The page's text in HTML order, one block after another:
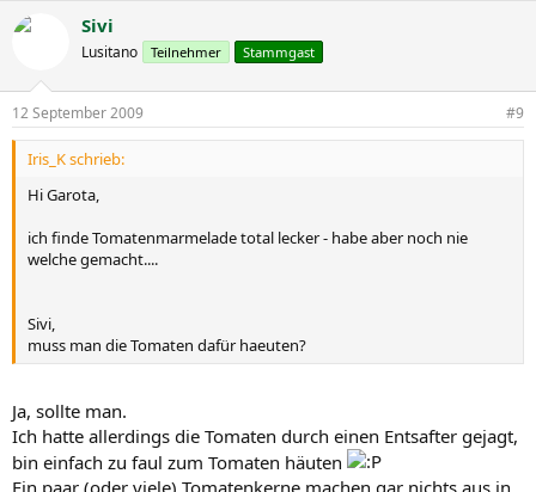
Sivi
Lusitano Teilnehmer Stammgast
12 September 2009 #9
Iris_K schrieb:
Hi Garota,
ich finde Tomatenmarmelade total lecker - habe aber noch nie
welche gemacht....
Sivi,
muss man die Tomaten dafür haeuten?
Ja, sollte man.
Ich hatte allerdings die Tomaten durch einen Entsafter gejagt,
bin einfach zu faul zum Tomaten häuten
Ein paar (oder viele) Tomatenkerne machen gar nichts aus in